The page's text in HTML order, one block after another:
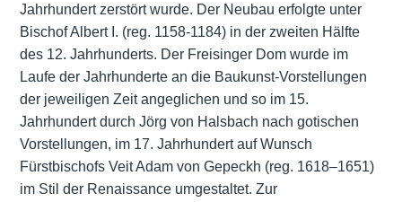
Jahrhundert zerstört wurde. Der Neubau erfolgte unter
Bischof Albert I. (reg. 1158-1184) in der zweiten Hälfte
des 12. Jahrhunderts. Der Freisinger Dom wurde im
Laufe der Jahrhunderte an die Baukunst-Vorstellungen
der jeweiligen Zeit angeglichen und so im 15.
Jahrhundert durch Jörg von Halsbach nach gotischen
Vorstellungen, im 17. Jahrhundert auf Wunsch
Fürstbischofs Veit Adam von Gepeckh (reg. 1618–1651)
im Stil der Renaissance umgestaltet. Zur